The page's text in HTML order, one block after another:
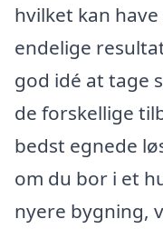
hvilket kan
endelige
god idé at tage
de forskellige
bedst egnede
om du bor i et
nyere bygning,